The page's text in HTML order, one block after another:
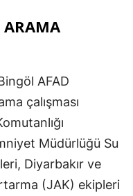
AFAD
çalışması
Müdürlüğü Su
Diyarbakır ve
(JAK) ekipleri